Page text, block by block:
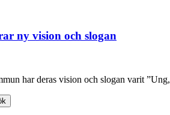
ny vision och slogan
har deras vision och slogan varit